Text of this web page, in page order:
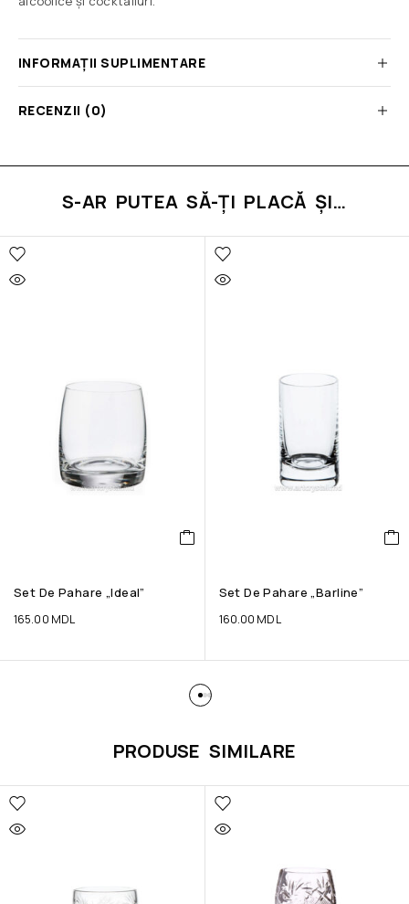
INFORMAȚII SUPLIMENTARE
RECENZII (0)
S-AR PUTEA SĂ-ȚI PLACĂ ȘI…
Set De Pahare „Ideal”
165.00 MDL
Set De Pahare „Barline”
160.00 MDL
PRODUSE SIMILARE